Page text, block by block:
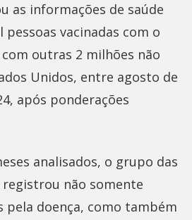
as informações de saúde
pessoas vacinadas com o
outras 2 milhões não
Unidos, entre agosto de
após ponderações
analisados, o grupo das
registrou não somente
pela doença, como também